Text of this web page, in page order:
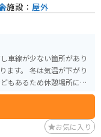
車線が少ない箇所があり
ます。 冬は気温が下がり
もあるため休憩場所にも
施設： 屋外
お気に入り